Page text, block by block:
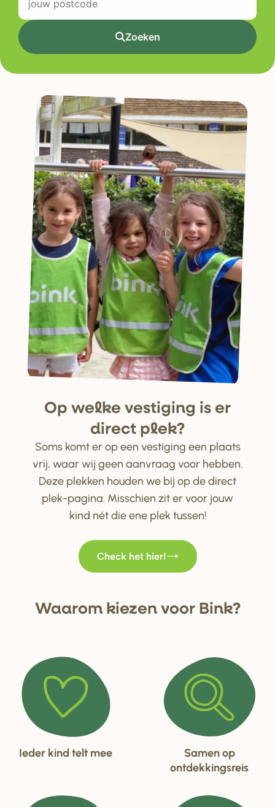
Zoeken
Op welke vestiging is er
direct plek?
Soms komt er op een vestiging een plaats
vrij, waar wij geen aanvraag voor hebben.
Deze plekken houden we bij op de direct
plek-pagina. Misschien zit er voor jouw
kind nét die ene plek tussen!
Check het hier!
Waarom kiezen voorBink?
Ieder kind telt mee
Samen op
ontdekkingsreis